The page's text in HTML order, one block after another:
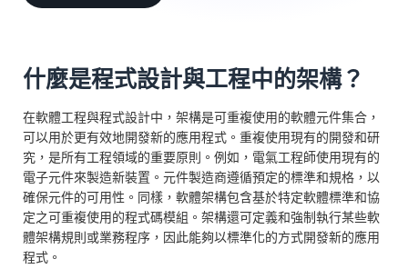
什麼是程式設計與工程中的架構？
在軟體工程與程式設計中，架構是可重複使用的軟體元件集合，
可以用於更有效地開發新的應用程式。重複使用現有的開發和研
究，是所有工程領域的重要原則。例如，電氣工程師使用現有的
電子元件來製造新裝置。元件製造商遵循預定的標準和規格，以
確保元件的可用性。同樣，軟體架構包含基於特定軟體標準和協
定之可重複使用的程式碼模組。架構還可定義和強制執行某些軟
體架構規則或業務程序，因此能夠以標準化的方式開發新的應用
程式。